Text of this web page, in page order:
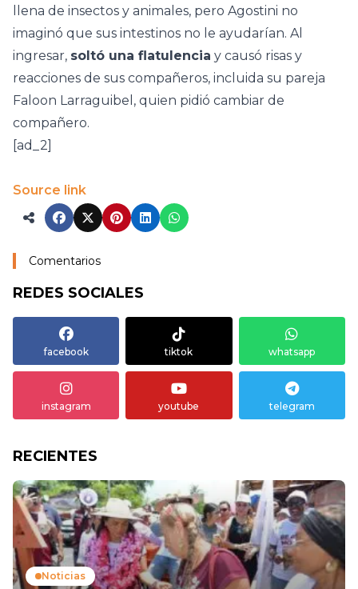
llena de insectos y animales, pero Agostini no
imaginó que sus intestinos no le ayudarían. Al
ingresar, soltó una flatulencia y causó risas y
reacciones de sus compañeros, incluida su pareja
Faloon Larraguibel, quien pidió cambiar de
compañero.
[ad_2]
Source link
Comentarios
REDES SOCIALES
facebook tiktok whatsapp
instagram youtube telegram
RECIENTES
Noticias